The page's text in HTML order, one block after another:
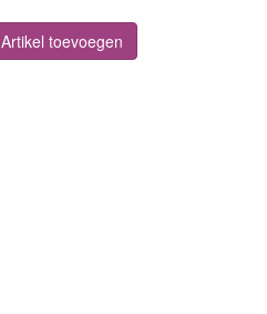
Artikel toevoegen